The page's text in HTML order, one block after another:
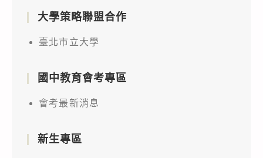
大學策略聯盟合作
臺北市立大學
國中教育會考專區
會考最新消息
新生專區